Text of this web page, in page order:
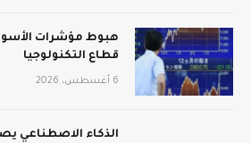
هبوط مؤشرات
قطاع التكنولوجيا
6 أغسطس، 2026
الذكاء الاصطناعي